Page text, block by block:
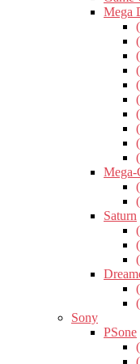
Mega
Saturn
Sony
PSone